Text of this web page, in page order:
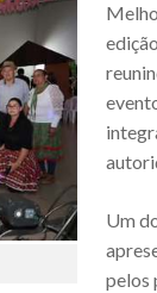
Um
pelos